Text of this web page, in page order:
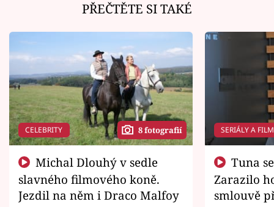
PŘEČTĚTE SI TAKÉ
CELEBRITY 8 fotografií
slavného filmového koně.
Jezdil na něm i Draco Malfoy
SERIÁLY A
Zarazilo
smlouvě